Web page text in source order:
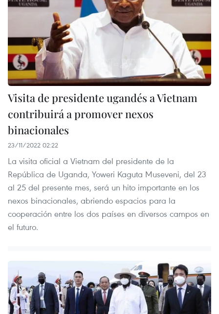
Visita de presidente ugandés a Vietnam
contribuirá a promover nexos
binacionales
23/11/2022 02:22
La visita oficial a Vietnam del presidente de la
República de Uganda, Yoweri Kaguta Museveni, del 23
al 25 del presente mes, será un hito importante en los
nexos binacionales, abriendo espacios para la
cooperación entre los dos países en diversos campos en
el futuro.